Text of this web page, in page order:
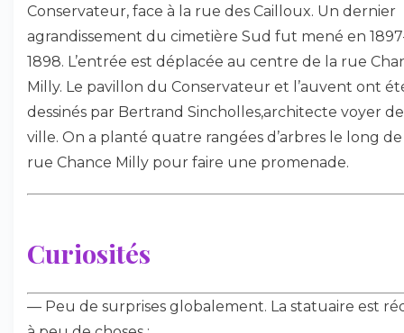
Conservateur, face à la rue des Cailloux. Un dernier
agrandissement du cimetière Sud fut mené en
1898. L’entrée est déplacée au centre de la rue
Milly. Le pavillon du Conservateur et l’auvent ont
dessinés par Bertrand Sincholles,architecte voyer
ville. On a planté quatre rangées d’arbres le long
rue Chance Milly pour faire une promenade.
Curiosités
— Peu de surprises globalement. La statuaire est